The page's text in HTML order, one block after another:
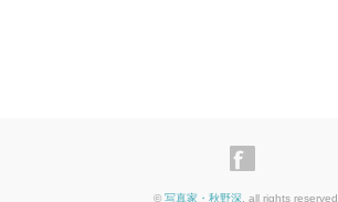
© 写真家・秋野深 . all rights reserved.